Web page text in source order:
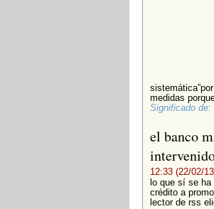
medidas
Significado de:
el banco
12:33 (22/02/
lo que sí se
crédito a
lector de rss